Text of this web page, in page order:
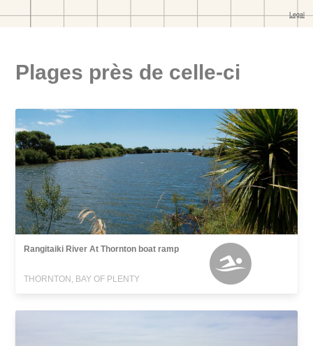
Plages près de celle-ci
Rangitaiki River At Thornton boat ramp
THORNTON, BAY OF PLENTY